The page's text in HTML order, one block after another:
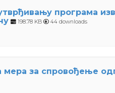
програма
198.78 KB 44 downloads
за спровођење